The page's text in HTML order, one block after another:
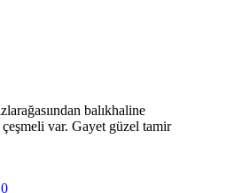
balıkhaline
var. Gayet güzel tamir